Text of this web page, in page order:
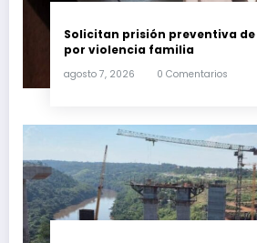
Solicitan prisión preventiva
por violencia familia
agosto 7, 2026 0 Comentarios